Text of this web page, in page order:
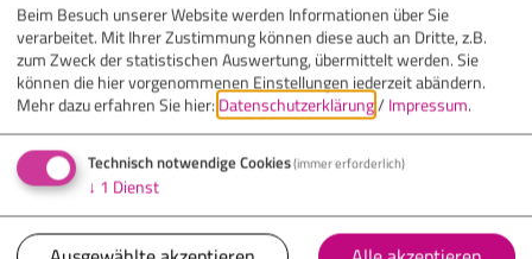
Referentennetzwerk Digitale Bildung
Beim Besuch unserer Website werden Informationen über Sie
verarbeitet. Mit Ihrer Zustimmung können diese auch an Dritte, z.B.
zum Zweck der statistischen Auswertung, übermittelt werden. Sie
können die hier vorgenommenen Einstellungen jederzeit abändern.
Mehr dazu erfahren Sie hier:Datenschutzerklärung/Impressum.
Technisch notwendige Cookies(immer erforderlich)
↓ 1 Dienst